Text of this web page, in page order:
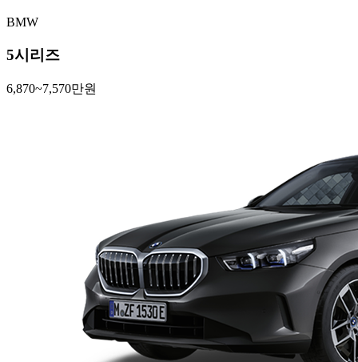
BMW
5시리즈
6,870~7,570만원